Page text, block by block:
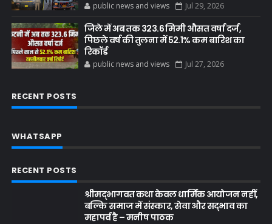
public news and views Jul 29, 2026
जिले में अब तक 323.6 मिमी औसत वर्षा दर्ज,
पिछले वर्ष की तुलना में 52.1% कम बारिश का
रिकॉर्ड
public news and views Jul 27, 2026
RECENT POSTS
WHATSAPP
RECENT POSTS
श्रीमद्भागवत कथा केवल धार्मिक आयोजन नहीं,
बल्कि समाज में संस्कार, सेवा और सद्भाव का
महापर्व है – मनीष पाठक